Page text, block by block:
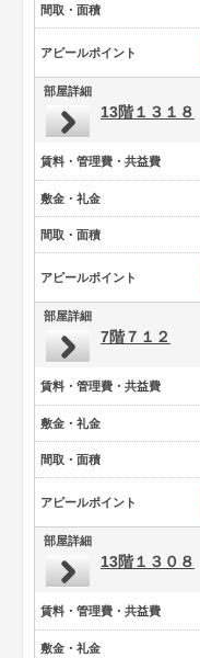
間取・面積
アピールポイント
部屋詳細
13階１３１８
賃料・管理費・共益費
敷金・礼金
間取・面積
アピールポイント
部屋詳細
7階７１２
賃料・管理費・共益費
敷金・礼金
間取・面積
アピールポイント
部屋詳細
13階１３０８
賃料・管理費・共益費
敷金・礼金